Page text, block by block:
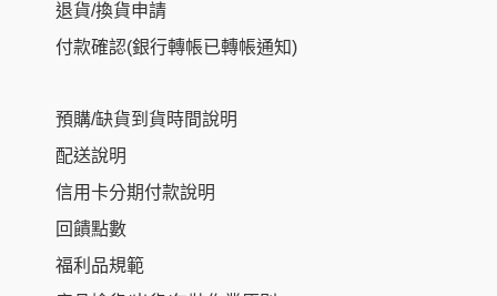
退貨/換貨申請
付款確認(銀行轉帳已轉帳通知)
預購/缺貨到貨時間說明
配送說明
信用卡分期付款說明
回饋點數
福利品規範